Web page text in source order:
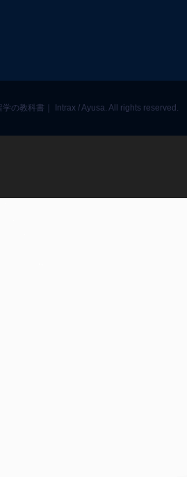
の教科書｜ Intrax / Ayusa. All rights reserved.